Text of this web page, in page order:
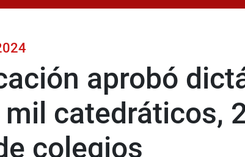
aprobó
catedráticos,
colegios